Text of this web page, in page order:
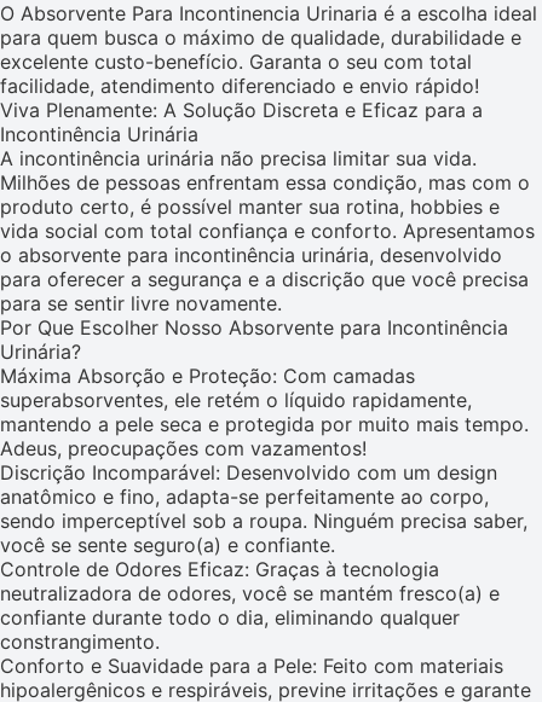
O Absorvente Para Incontinencia Urinaria é a escolha ideal
para quem busca o máximo de qualidade, durabilidade e
excelente custo-benefício. Garanta o seu com total
facilidade, atendimento diferenciado e envio rápido!
Viva Plenamente: A Solução Discreta e Eficaz para a
Incontinência Urinária
A incontinência urinária não precisa limitar sua vida.
Milhões de pessoas enfrentam essa condição, mas com o
produto certo, é possível manter sua rotina, hobbies e
vida social com total confiança e conforto. Apresentamos
o absorvente para incontinência urinária, desenvolvido
para oferecer a segurança e a discrição que você precisa
para se sentir livre novamente.
Por Que Escolher Nosso Absorvente para Incontinência
Urinária?
Máxima Absorção e Proteção: Com camadas
superabsorventes, ele retém o líquido rapidamente,
mantendo a pele seca e protegida por muito mais tempo.
Adeus, preocupações com vazamentos!
Discrição Incomparável: Desenvolvido com um design
anatômico e fino, adapta-se perfeitamente ao corpo,
sendo imperceptível sob a roupa. Ninguém precisa saber,
você se sente seguro(a) e confiante.
Controle de Odores Eficaz: Graças à tecnologia
neutralizadora de odores, você se mantém fresco(a) e
confiante durante todo o dia, eliminando qualquer
constrangimento.
Conforto e Suavidade para a Pele: Feito com materiais
hipoalergênicos e respiráveis, previne irritações e garante